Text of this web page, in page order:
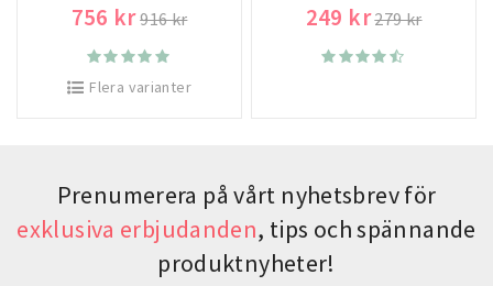
756 kr916 kr
Flera varianter
249 kr279 kr
Prenumerera på vårt nyhetsbrev för
exklusiva erbjudanden, tips och spännande
produktnyheter!